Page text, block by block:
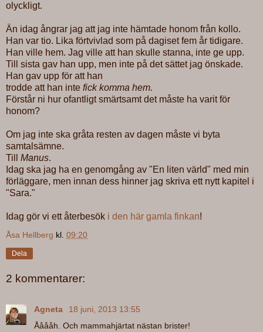
olyckligt.
Än idag ångrar jag att jag inte hämtade honom från kollo.
Han var tio. Lika förtvivlad som på dagiset fem år tidigare.
Han ville hem. Jag ville att han skulle stanna, inte ge upp.
Till sista gav han upp, men inte på det sättet jag önskade.
Han gav upp för att han
trodde att han inte fick komma hem.
Förstår ni hur ofantligt smärtsamt det måste ha varit för
honom?
Om jag inte ska gråta resten av dagen måste vi byta
samtalsämne.
Till
Manus.
Idag ska jag ha en genomgång av "En liten värld" med min
förläggare, men innan dess hinner jag skriva ett nytt kapitel i
"Sara."
Idag gör vi ett återbesök i den här gamla finkan!
Åsa Hellberg kl. 09:20
Dela
2 kommentarer:
Agneta
18 juni, 2013 13:55
Ååååh. Och mammahjärtat nästan brister!